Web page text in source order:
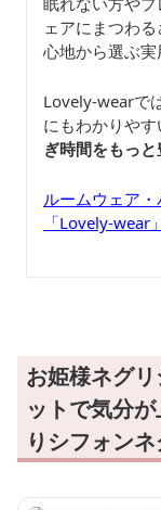
ェアにまつわ
心地から選ぶ実
Lovely-wearで
にもわかりやす
ぎ時間をもっと
ルームウェア
「Lovely-wear」
お姫様ネグ
ットで気分
りシフォン